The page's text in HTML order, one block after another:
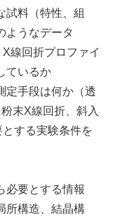
試料（特性、組
ようなデータ
X線回折プロファイ
ているか
手段は何か（透
末X線回折、斜入
する実験条件を
要とする情報
所構造、結晶構